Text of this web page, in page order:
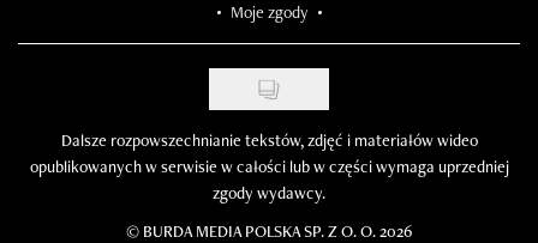
Moje zgody
Dalsze rozpowszechnianie tekstów, zdjęć i materiałów wideo
opublikowanych w serwisie w całości lub w części wymaga uprzedniej
zgody wydawcy.
© BURDA MEDIA POLSKA SP. Z O. O. 2026